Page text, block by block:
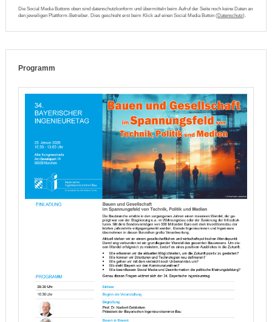
Die Social Media Buttons oben sind datenschutzkonform und übermitteln beim Aufruf der Seite noch keine Daten an
den jeweiligen Plattform-Betreiber. Dies geschieht erst beim Klick auf einen Social Media Button (Datenschutz).
Programm